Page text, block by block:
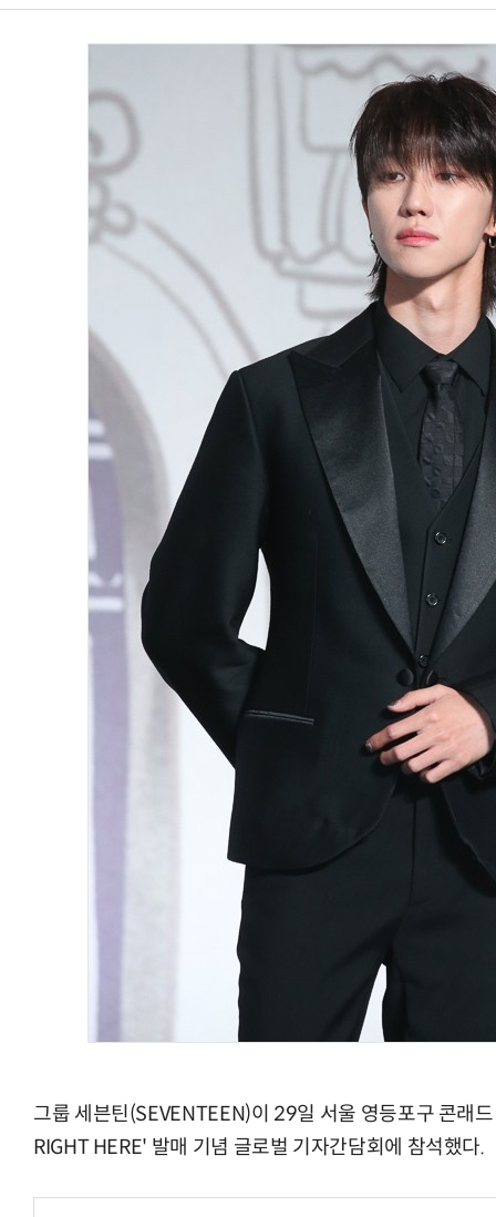
그룹 세븐틴(SEVENTEEN)이 29일 서울 영등포구 콘래
RIGHT HERE' 발매 기념 글로벌 기자간담회에 참석했다.
AI Native Enterprise를 지원하는 AI Ready Data